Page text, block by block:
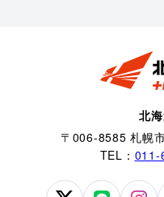
北
〒006-8585 札幌
TEL： 011-